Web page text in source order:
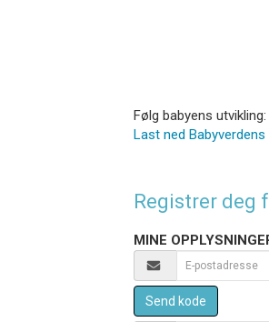
Følg babyens utvikling:
Last ned Babyverdens
Registrer deg
MINE
Send kode